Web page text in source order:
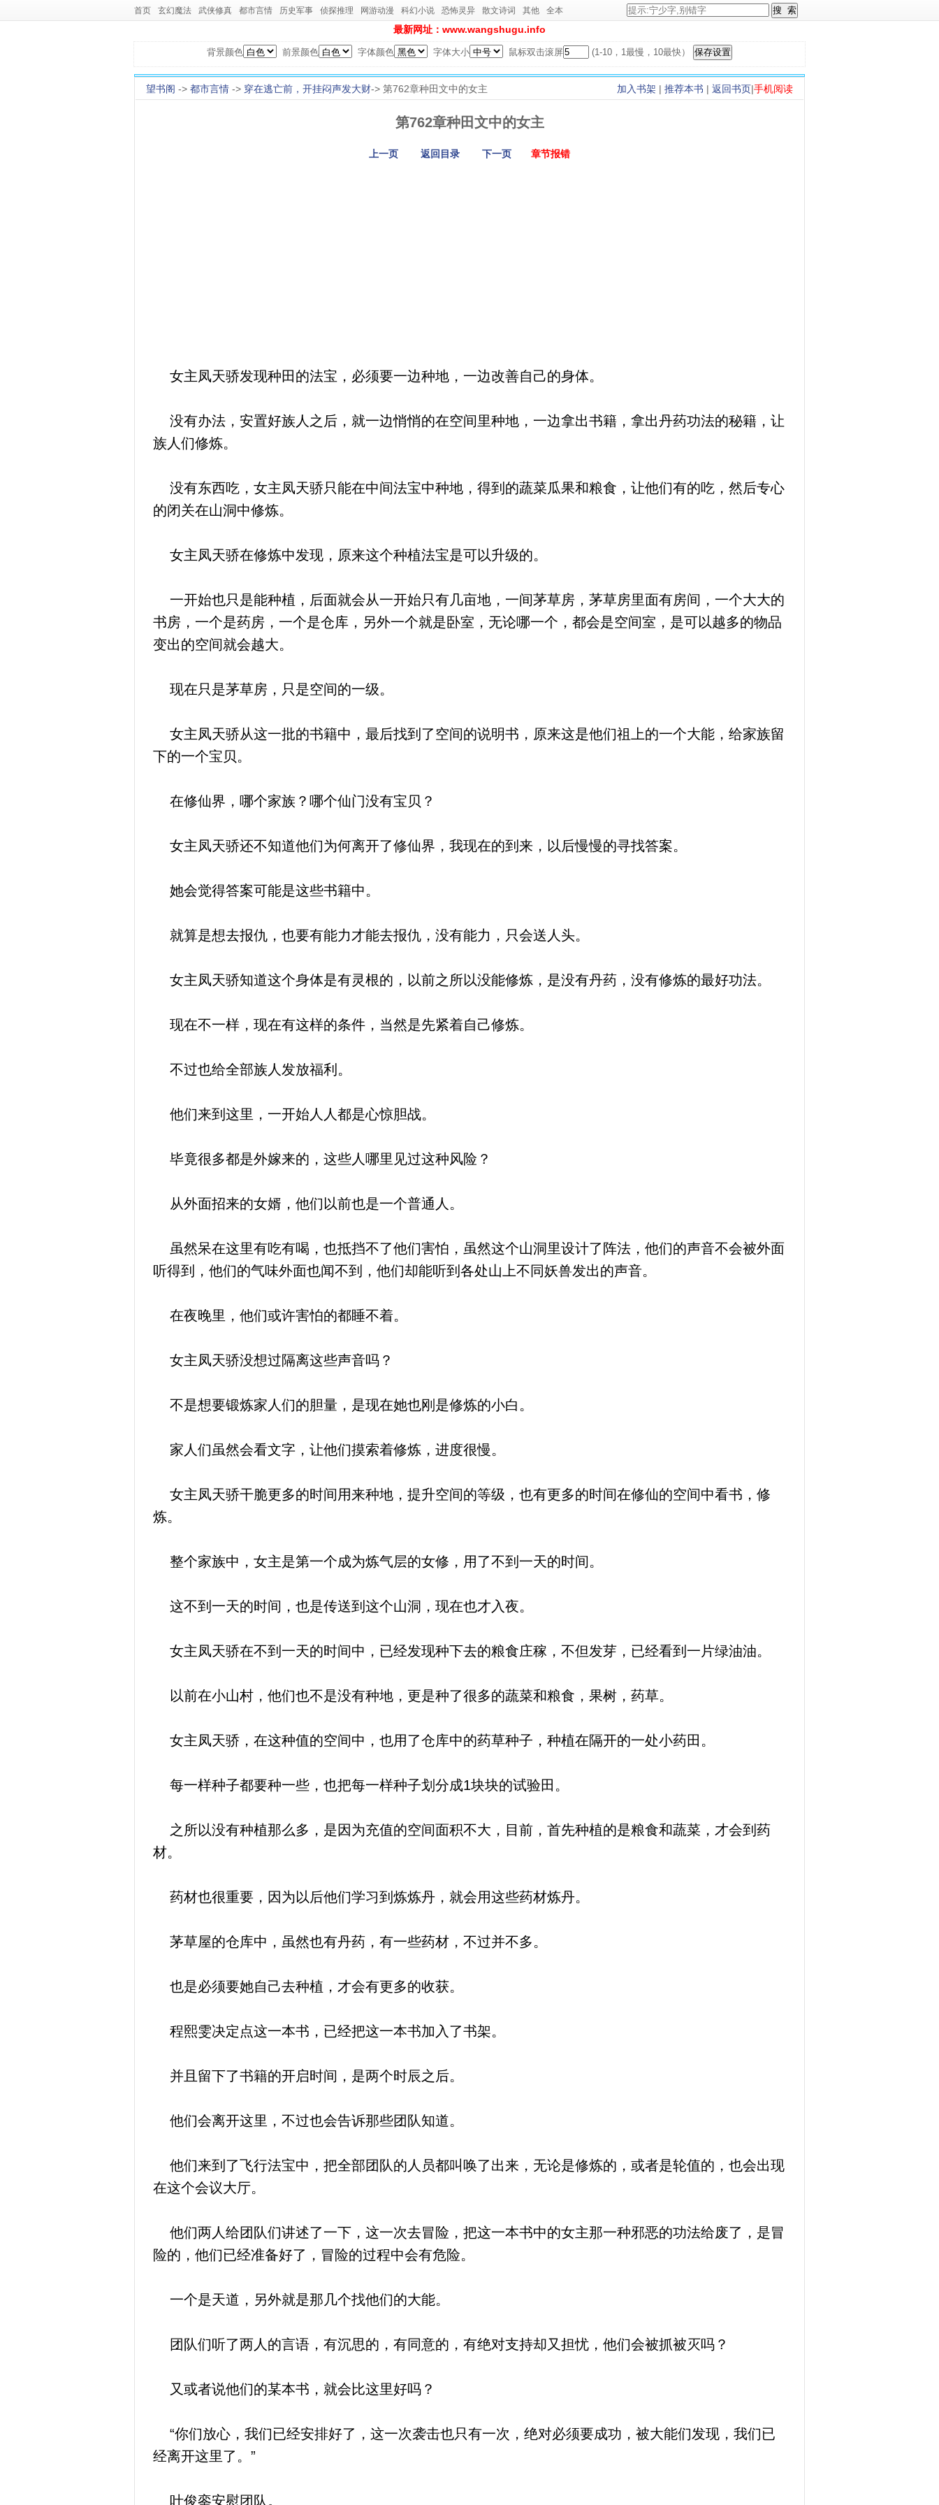
首页 玄幻魔法 武侠修真 都市言情 历史军事 侦探推理 网游动漫 科幻小说 恐怖灵异 散文诗词 其他 全本
最新网址：www.wangshugu.info
背景颜色 前景颜色 字体颜色 字体大小 鼠标双击滚屏 (1-10，1最慢，10最快）
加入书架 | 推荐本书 | 返回书页|手机阅读
望书阁 -> 都市言情 -> 穿在逃亡前，开挂闷声发大财-> 第762章种田文中的女主
第762章种田文中的女主
上一页 返回目录 下一页 章节报错
女主凤天骄发现种田的法宝，必须要一边种地，一边改善自己的身体。
没有办法，安置好族人之后，就一边悄悄的在空间里种地，一边拿出书籍，拿出丹药功法的秘籍，让
族人们修炼。
没有东西吃，女主凤天骄只能在中间法宝中种地，得到的蔬菜瓜果和粮食，让他们有的吃，然后专心
的闭关在山洞中修炼。
女主凤天骄在修炼中发现，原来这个种植法宝是可以升级的。
一开始也只是能种植，后面就会从一开始只有几亩地，一间茅草房，茅草房里面有房间，一个大大的
书房，一个是药房，一个是仓库，另外一个就是卧室，无论哪一个，都会是空间室，是可以越多的物品
变出的空间就会越大。
现在只是茅草房，只是空间的一级。
女主凤天骄从这一批的书籍中，最后找到了空间的说明书，原来这是他们祖上的一个大能，给家族留
下的一个宝贝。
在修仙界，哪个家族？哪个仙门没有宝贝？
女主凤天骄还不知道他们为何离开了修仙界，我现在的到来，以后慢慢的寻找答案。
她会觉得答案可能是这些书籍中。
就算是想去报仇，也要有能力才能去报仇，没有能力，只会送人头。
女主凤天骄知道这个身体是有灵根的，以前之所以没能修炼，是没有丹药，没有修炼的最好功法。
现在不一样，现在有这样的条件，当然是先紧着自己修炼。
不过也给全部族人发放福利。
他们来到这里，一开始人人都是心惊胆战。
毕竟很多都是外嫁来的，这些人哪里见过这种风险？
从外面招来的女婿，他们以前也是一个普通人。
虽然呆在这里有吃有喝，也抵挡不了他们害怕，虽然这个山洞里设计了阵法，他们的声音不会被外面
听得到，他们的气味外面也闻不到，他们却能听到各处山上不同妖兽发出的声音。
在夜晚里，他们或许害怕的都睡不着。
女主凤天骄没想过隔离这些声音吗？
不是想要锻炼家人们的胆量，是现在她也刚是修炼的小白。
家人们虽然会看文字，让他们摸索着修炼，进度很慢。
女主凤天骄干脆更多的时间用来种地，提升空间的等级，也有更多的时间在修仙的空间中看书，修
炼。
整个家族中，女主是第一个成为炼气层的女修，用了不到一天的时间。
这不到一天的时间，也是传送到这个山洞，现在也才入夜。
女主凤天骄在不到一天的时间中，已经发现种下去的粮食庄稼，不但发芽，已经看到一片绿油油。
以前在小山村，他们也不是没有种地，更是种了很多的蔬菜和粮食，果树，药草。
女主凤天骄，在这种值的空间中，也用了仓库中的药草种子，种植在隔开的一处小药田。
每一样种子都要种一些，也把每一样种子划分成1块块的试验田。
之所以没有种植那么多，是因为充值的空间面积不大，目前，首先种植的是粮食和蔬菜，才会到药
材。
药材也很重要，因为以后他们学习到炼炼丹，就会用这些药材炼丹。
茅草屋的仓库中，虽然也有丹药，有一些药材，不过并不多。
也是必须要她自己去种植，才会有更多的收获。
程熙雯决定点这一本书，已经把这一本书加入了书架。
并且留下了书籍的开启时间，是两个时辰之后。
他们会离开这里，不过也会告诉那些团队知道。
他们来到了飞行法宝中，把全部团队的人员都叫唤了出来，无论是修炼的，或者是轮值的，也会出现
在这个会议大厅。
他们两人给团队们讲述了一下，这一次去冒险，把这一本书中的女主那一种邪恶的功法给废了，是冒
险的，他们已经准备好了，冒险的过程中会有危险。
一个是天道，另外就是那几个找他们的大能。
团队们听了两人的言语，有沉思的，有同意的，有绝对支持却又担忧，他们会被抓被灭吗？
又或者说他们的某本书，就会比这里好吗？
“你们放心，我们已经安排好了，这一次袭击也只有一次，绝对必须要成功，被大能们发现，我们已
经离开这里了。”
叶俊銮安慰团队。